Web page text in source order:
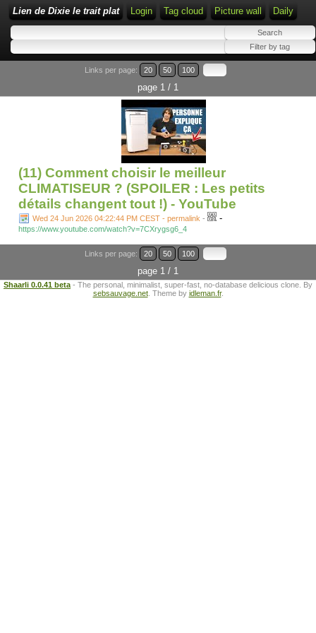
Lien de Dixie le trait plat Login Tag cloud Picture wall Daily
Links per page: 20 50 100
page 1 / 1
(11) Comment choisir le meilleur
CLIMATISEUR ? (SPOILER : Les petits
détails changent tout !) - YouTube
Wed 24 Jun 2026 04:22:44 PM CEST - permalink - -
https://www.youtube.com/watch?v=7CXrygsg6_4
Links per page: 20 50 100
page 1 / 1
Shaarli 0.0.41 beta - The personal, minimalist, super-fast, no-database delicious clone. By
sebsauvage.net. Theme by idleman.fr.